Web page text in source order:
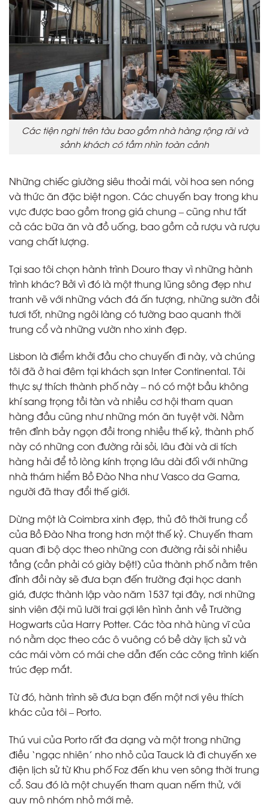
Các tiện nghi trên tàu bao gồm nhà hàng rộng rãi và
sảnh khách có tầm nhìn toàn cảnh
Những chiếc giường siêu thoải mái, vòi hoa sen nóng
và thức ăn đặc biệt ngon. Các chuyến bay trong khu
vực được bao gồm trong giá chung – cũng như tất
cả các bữa ăn và đồ uống, bao gồm cả rượu và rượu
vang chất lượng.
Tại sao tôi chọn hành trình Douro thay vì những hành
trình khác? Bởi vì đó là một thung lũng sông đẹp như
tranh vẽ với những vách đá ấn tượng, những sườn đồi
tươi tốt, những ngôi làng có tường bao quanh thời
trung cổ và những vườn nho xinh đẹp.
Lisbon là điểm khởi đầu cho chuyến đi này, và chúng
tôi đã ở hai đêm tại khách sạn Inter Continental. Tôi
thực sự thích thành phố này – nó có một bầu không
khí sang trọng tồi tàn và nhiều cơ hội tham quan
hàng đầu cũng như những món ăn tuyệt vời. Nằm
trên đỉnh bảy ngọn đồi trong nhiều thế kỷ, thành phố
này có những con đường rải sỏi, lâu đài và di tích
hàng hải để tỏ lòng kính trọng lâu dài đối với những
nhà thám hiểm Bồ Đào Nha như Vasco da Gama,
người đã thay đổi thế giới.
Dừng một là Coimbra xinh đẹp, thủ đô thời trung cổ
của Bồ Đào Nha trong hơn một thế kỷ. Chuyến tham
quan đi bộ dọc theo những con đường rải sỏi nhiều
tầng (cần phải có giày bệt!) của thành phố nằm trên
đỉnh đồi này sẽ đưa bạn đến trường đại học danh
giá, được thành lập vào năm 1537 tại đây, nơi những
sinh viên đội mũ lưỡi trai gợi lên hình ảnh về Trường
Hogwarts của Harry Potter. Các tòa nhà hùng vĩ của
nó nằm dọc theo các ô vuông có bề dày lịch sử và
các mái vòm có mái che dẫn đến các công trình kiến
trúc đẹp mắt.
Từ đó, hành trình sẽ đưa bạn đến một nơi yêu thích
khác của tôi – Porto.
Thú vui của Porto rất đa dạng và một trong những
điều ‘ngạc nhiên’ nho nhỏ của Tauck là đi chuyến xe
điện lịch sử từ Khu phố Foz đến khu ven sông thời trung
cổ. Sau đó là một chuyến tham quan nếm thử, với
quy mô nhóm nhỏ mới mẻ.